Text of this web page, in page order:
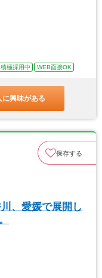
積極採用中 WEB面接OK
に興味がある
保存する
、愛媛で展開し